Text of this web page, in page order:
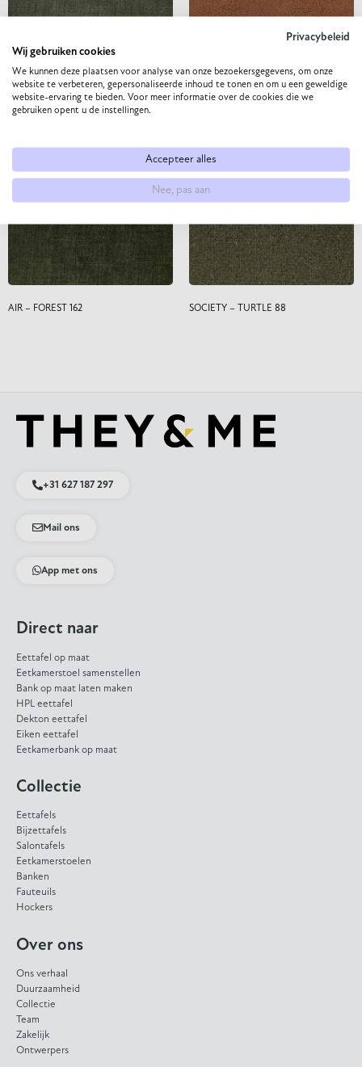
AIR – FOREST 162 SOCIETY – TURTLE 88
+31 627 187 297
Mail ons
App met ons
Direct naar
Eettafel op maat
Eetkamerstoel samenstellen
Bank op maat laten maken
HPL eettafel
Dekton eettafel
Eiken eettafel
Eetkamerbank op maat
Collectie
Eettafels
Bijzettafels
Salontafels
Eetkamerstoelen
Banken
Fauteuils
Hockers
Over ons
Ons verhaal
Duurzaamheid
Collectie
Team
Zakelijk
Ontwerpers
Privacybeleid
Wij gebruiken cookies
We kunnen deze plaatsen voor analyse van onze bezoekersgegevens, om onze
website te verbeteren, gepersonaliseerde inhoud te tonen en om u een geweldige
website-ervaring te bieden. Voor meer informatie over de cookies die we
gebruiken opent u de instellingen.
Accepteer alles
Nee, pas aan